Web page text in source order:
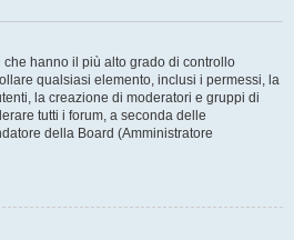
hanno il più alto grado di controllo
qualsiasi elemento, inclusi i permessi, la
la creazione di moderatori e gruppi di
tutti i forum, a seconda delle
della Board (Amministratore